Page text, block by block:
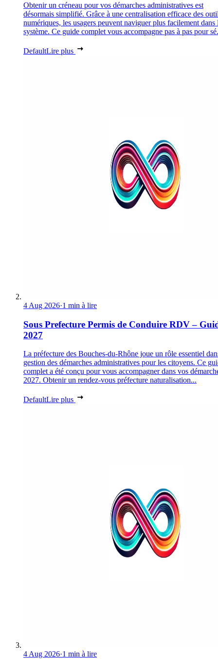
Obtenir un créneau pour vos démarches administratives est
désormais simplifié. Grâce à une centralisation efficace des
numériques, les usagers peuvent naviguer plus facilement dans
système. Ce guide complet vous accompagne pas à pas pour
DefaultLire plus
4 Aug 2026·1 min à lire
Sous Prefecture Permis de Conduire RDV –
2027
La préfecture des Bouches-du-Rhône joue un rôle essentiel
gestion des démarches administratives pour les citoyens. Ce
complet a été conçu pour vous accompagner dans vos
2027. Obtenir un rendez-vous préfecture naturalisation...
DefaultLire plus
4 Aug 2026·1 min à lire